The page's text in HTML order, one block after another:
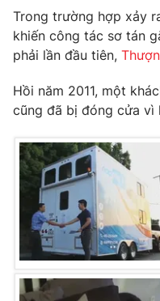
Câu chuyện quốc tế
Thị trường
Góc doanh nghiệp
Dữ liệu và đời sống
Truyền hình
Phim VTV
Nhân vật
Khán giả
Giải sao mai
Giải trí
Điện ảnh
Âm nhạc
Đời sống
Du lịch
Làm đẹp
Chất lượng cuộc sống
Giáo dục
Tuyển sinh
Học trực tuyến
Công nghệ
Hitech Công nghệ
Giao lưu trực tuyến
Trong trường hợp xảy
khiến công tác sơ tán
phải lần đầu tiên,
Hồi năm 2011, một
cũng đã bị đóng cửa vì